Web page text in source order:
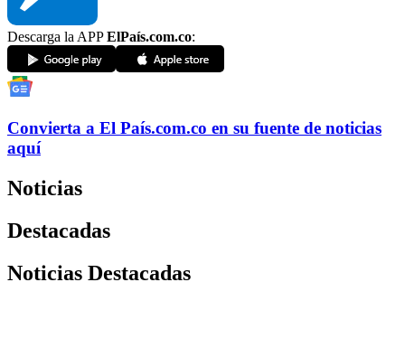
Descarga la APPElPaís.com.co:
Convierta a El País.com.co en su fuente de noticias
aquí
Noticias
Destacadas
Noticias Destacadas